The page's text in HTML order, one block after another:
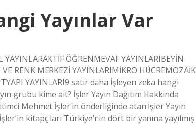
Yayınlar Var
ÖĞRENMEVAF YAYINLARIBEYİN
RENK MERKEZİ YAYINLARIMİKRO HÜCREMOZAİK
YAYINLARI9 satır daha İşleyen zeka hangi
grubu kime ait? İşler Yayın Dağıtım Hakkında
Mehmet İşler’in önderliğinde atan İşler Yayın
kitapçıları Türkiye’nin dört bir yanına yayılmış